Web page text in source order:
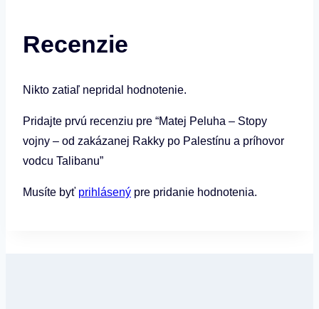
Palestínu
Talibanu
Recenzie
Nikto zatiaľ nepridal hodnotenie.
Pridajte prvú recenziu pre “Matej Peluha – Stopy
vojny – od zakázanej Rakky po Palestínu a príhovor
vodcu Talibanu”
Musíte byť prihlásený pre pridanie hodnotenia.